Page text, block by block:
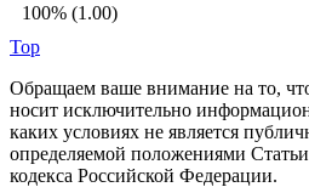
100% (1.00)
Top
Обращаем ваше внимание на то,
носит исключительно
каких условиях не является
определяемой положениями
кодекса Российской Федерации.